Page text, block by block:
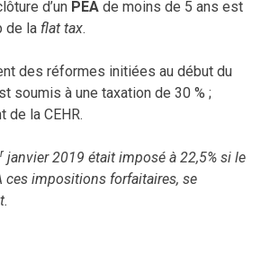
d’un PEA de moins de 5 ans est
de la flat tax.
des réformes initiées au début du
soumis à une taxation de 30 % ;
la CEHR.
janvier 2019 était imposé à 22,5% si le
ces impositions forfaitaires, se